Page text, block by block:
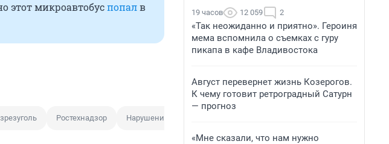
этот микроавтобуспопалв
Ростехнадзор Нарушение
19 часов 12 059 2
«Так неожиданно и приятно». Героиня
мема вспомнила о съемках с гуру
пикапа в кафе Владивостока
Август перевернет жизнь Козерогов.
К чему готовит ретроградный Сатурн
— прогноз
«Мне сказали, что нам нужно